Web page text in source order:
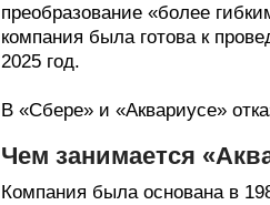
преобразование «более
компания была готова к
2025 год.
В «Сбере» и «Аквариусе»
Чем занимается
Компания была основана в